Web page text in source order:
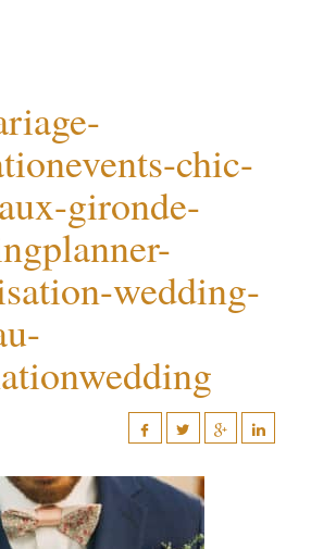
chic-
gironde-
wedding-